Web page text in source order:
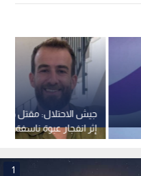
إثر انفجار عبوة ناسفة
جنوب لبنان
1